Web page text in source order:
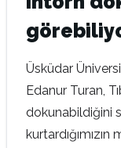
Üsküdar
Edanur Turan,
dokunabildiğini